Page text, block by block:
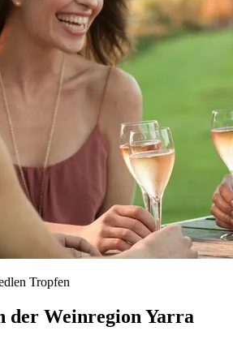
Tropfen
der Weinregion Yarra